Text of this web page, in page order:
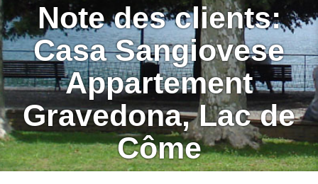
Note des clients:
Casa Sangiovese
Appartement
Gravedona, Lac de
Côme